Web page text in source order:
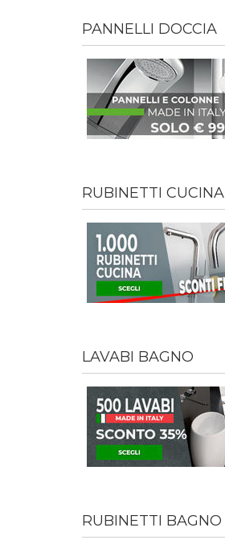
PANNELLI DOCCIA
RUBINETTI CUCINA
LAVABI BAGNO
RUBINETTI BAGNO